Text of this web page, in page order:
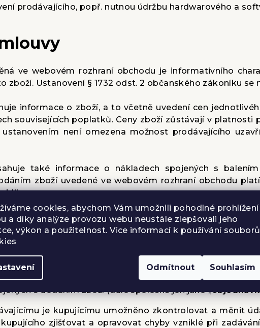
cookies, abychom Vám umožnili pohodlné prohlížení
a díky analýze provozu webu neustále zlepšovali jeho
výkon a použitelnost. Více informací k používání souborů
Odmítnout Souhlasím
prodávajícího, popř. nutnou údržbu hardwarového a
ve webovém rozhraní obchodu je informativního
Ustanovení § 1732 odst. 2 občanského zákoníku se
informace o zboží, a to včetně uvedení cen
souvisejících poplatků. Ceny zboží zůstávají v platnosti
není omezena možnost prodávajícího
také informace o nákladech spojených s
zboží uvedené ve webovém rozhraní obchodu
objednávkový formulář ve webovém rozhraní
zboží „vloží“ kupující do elektronického
zboží, údaje o požadovaném způsobu doručení
s dodáním zboží (dále společně jen jako „
je kupujícímu umožněno zkontrolovat a měnit
zjišťovat a opravovat chyby vzniklé při